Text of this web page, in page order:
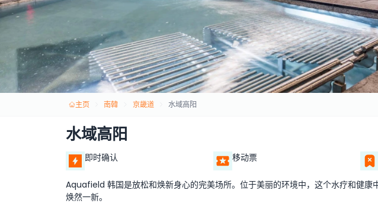
主页 南韓 京畿道 水域高阳
水域高阳
即时确认 移动票
Aquafield 韩国是放松和焕新身心的完美场所。位于美丽的环境中，这个水疗和健康
焕然一新。